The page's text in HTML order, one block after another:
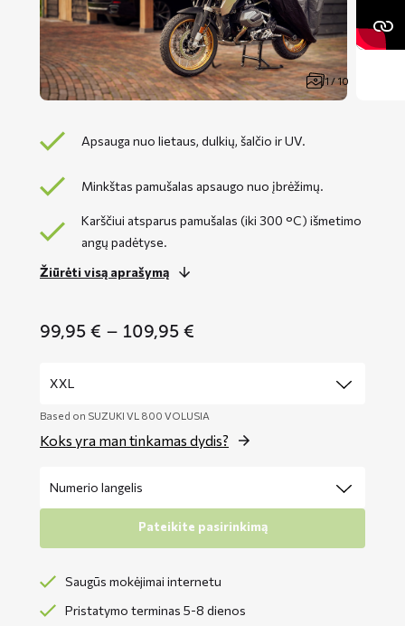
1 / 10
Apsauga nuo lietaus, dulkių, šalčio ir UV.
Minkštas pamušalas apsaugo nuo įbrėžimų.
Karščiui atsparus pamušalas (iki 300 °C) išmetimo
angų padėtyse.
Žiūrėti visą aprašymą
99,95 € – 109,95 €
Based on SUZUKI VL 800 VOLUSIA
Koks yra man tinkamas dydis?
Pateikite pasirinkimą
Saugūs mokėjimai internetu
Pristatymo terminas 5-8 dienos